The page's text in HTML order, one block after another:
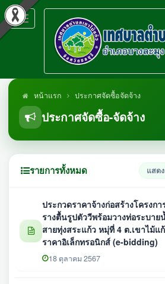
Toggle
navigation
หน้าแรก ประกาศจัดซื้อจัดจ้าง
ประกาศจัดซื้อ-จัดจ้าง
รายการทั้งหมด แสด
ประกวดราคาจ้างก่อสร้างโครงก
รางตื้นรูปตัววีพร้อมวางท่อระบาย
สายทุ่งสระแก้ว หมุ่ที่ 4 ต.เขาไม้แ
ราคาอิเล็กทรอนิกส์ (e-bidding)
18 ตุลาคม 2567